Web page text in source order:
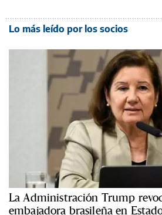
Lo más leído por los socios
La Administración Trump
embajadora brasileña en